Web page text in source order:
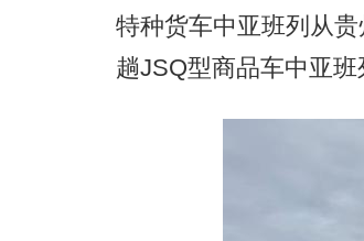
特种货车中亚班列从
趟JSQ型商品车中亚班